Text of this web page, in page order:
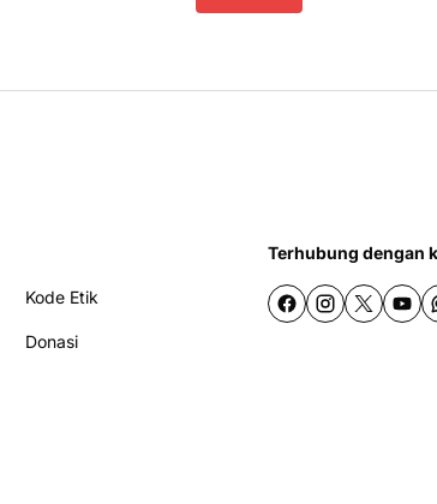
Kode Etik
Donasi
Terhubung dengan